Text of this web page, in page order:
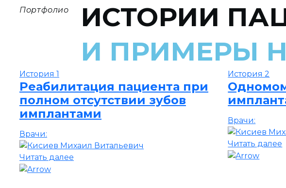
Портфолио
ИСТОРИИ
И ПРИМЕРЫ
История 1
Реабилитация пациента при
полном отсутствии зубов
имплантами
Врачи:
Читать далее
История 2
Врачи:
Читать далее